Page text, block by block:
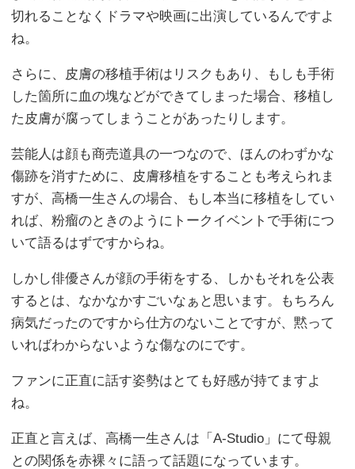
切れることなくドラマや映画に出演しているんですよ
ね。
さらに、皮膚の移植手術はリスクもあり、もしも手術
した箇所に血の塊などができてしまった場合、移植し
た皮膚が腐ってしまうことがあったりします。
芸能人は顔も商売道具の一つなので、ほんのわずかな
傷跡を消すために、皮膚移植をすることも考えられま
すが、高橋一生さんの場合、もし本当に移植をしてい
れば、粉瘤のときのようにトークイベントで手術につ
いて語るはずですからね。
しかし俳優さんが顔の手術をする、しかもそれを公表
するとは、なかなかすごいなぁと思います。もちろん
病気だったのですから仕方のないことですが、黙って
いればわからないような傷なのにです。
ファンに正直に話す姿勢はとても好感が持てますよ
ね。
正直と言えば、高橋一生さんは「A-Studio」にて母親
との関係を赤裸々に語って話題になっています。